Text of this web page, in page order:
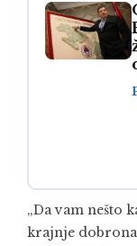
„Da vam nešto
krajnje